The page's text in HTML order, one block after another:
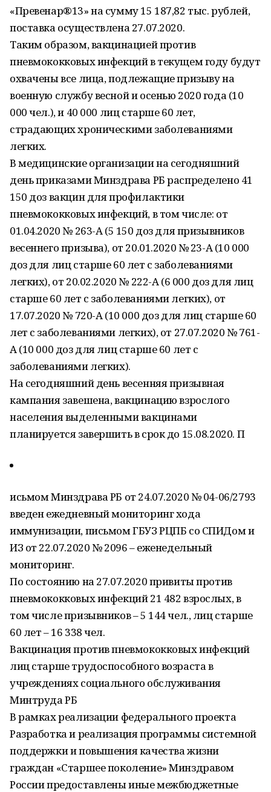
«Превенар®13» на сумму 15 187,82 тыс. рублей,
поставка осуществлена 27.07.2020.
Таким образом, вакцинацией против
пневмококковых инфекций в текущем году будут
охвачены все лица, подлежащие призыву на
военную службу весной и осенью 2020 года (10
000 чел.), и 40 000 лиц старше 60 лет,
страдающих хроническими заболеваниями
легких.
В медицинские организации на сегодняшний
день приказами Минздрава РБ распределено 41
150 доз вакцин для профилактики
пневмококковых инфекций, в том числе: от
01.04.2020 № 263-А (5 150 доз для призывников
весеннего призыва), от 20.01.2020 № 23-А (10 000
доз для лиц старше 60 лет с заболеваниями
легких), от 20.02.2020 № 222-А (6 000 доз для лиц
старше 60 лет с заболеваниями легких), от
17.07.2020 № 720-А (10 000 доз для лиц старше 60
лет с заболеваниями легких), от 27.07.2020 № 761-
А (10 000 доз для лиц старше 60 лет с
заболеваниями легких).
На сегодняшний день весенняя призывная
кампания завешена, вакцинацию взрослого
населения выделенными вакцинами
планируется завершить в срок до 15.08.2020. П
исьмом Минздрава РБ от 24.07.2020 № 04-06/2793
введен ежедневный мониторинг хода
иммунизации, письмом ГБУЗ РЦПБ со СПИДом и
ИЗ от 22.07.2020 № 2096 – еженедельный
мониторинг.
По состоянию на 27.07.2020 привиты против
пневмококковых инфекций 21 482 взрослых, в
том числе призывников – 5 144 чел., лиц старше
60 лет – 16 338 чел.
Вакцинация против пневмококковых инфекций
лиц старше трудоспособного возраста в
учреждениях социального обслуживания
Минтруда РБ
В рамках реализации федерального проекта
Разработка и реализация программы системной
поддержки и повышения качества жизни
граждан «Старшее поколение» Минздравом
России предоставлены иные межбюджетные